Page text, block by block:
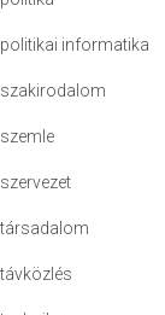
politikai informatika
szakirodalom
szemle
szervezet
társadalom
távközlés